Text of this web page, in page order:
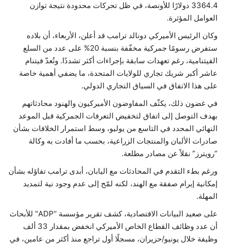
3364.4 دولارًا للأونصة، في ظل تحركات محدودة نتيجة توازن
العوامل المؤثرة.
وكان الرئيس الأميركي دونالد ترامب قد أعلن، الأربعاء، أن بلاده
ستفرض رسومًا جمركية مخفّفة بنسبة 20% على عدد من السلع
الفيتنامية، رغم تعهدات سابقة بإجراءات أكثر تشددًا. وتُعدّ فيتنام
عاشر أكبر شريك تجاري للولايات المتحدة، ما يضفي أهمية خاصة
على هذا الاتفاق في السياق التجاري الدولي.
في غضون ذلك، يكثّف المفاوضون الأميركيون والهنود محادثاتهم
بهدف التوصل إلى اتفاق لتخفيض التعرفات الجمركية قبل الموعد
النهائي المحدد في التاسع من يوليو، وسط استمرار الخلافات بشأن
صادرات الألبان والمنتجات الزراعية، بحسب ما أفادت به وكالة
“رويترز” نقلاً عن مصادر مطلعة.
ورغم بطء التقدم في المحادثات مع اليابان، أبدى ترامب تفاؤله بشأن
إمكانية إبرام صفقة مع الهند، لكنه لمّح إلى عدم وجود نية لتمديد
المهلة.
على صعيد البيانات الاقتصادية، كشف تقرير مؤسسة “ADP” للأبحاث
أن عدد وظائف القطاع الخاص الأميركي انخفض بمقدار 33 ألف
وظيفة خلال يونيو/حزيران، مسجلًا أول تراجع منذ أكثر من عامين، في